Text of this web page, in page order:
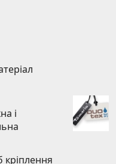
і